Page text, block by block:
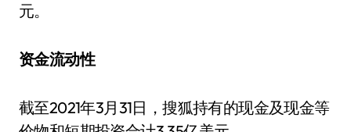
元。
资金流动性
截至2021年3月31日，搜狐持有的现金及现金等